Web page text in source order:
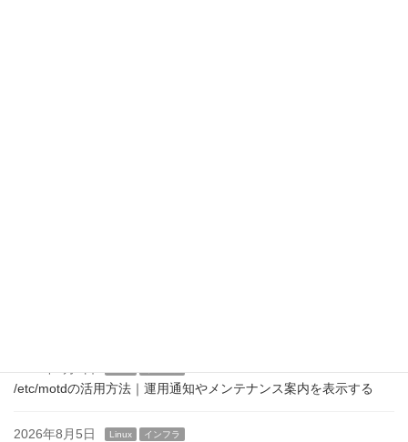
/etc/motdの活用方法｜運用通知やメンテナンス案内を表示する
2026年8月5日 Linux インフラ